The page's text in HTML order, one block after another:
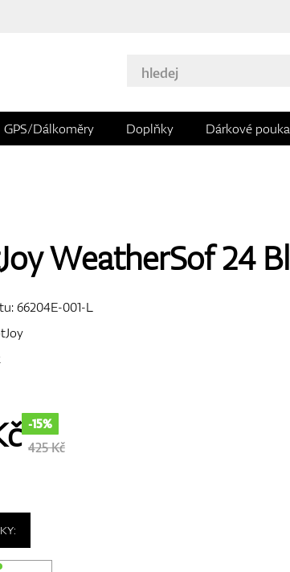
GPS/Dálkoměry Doplňky Dárkové
WeatherSof 24
66204E-001-L
-15%
425 Kč